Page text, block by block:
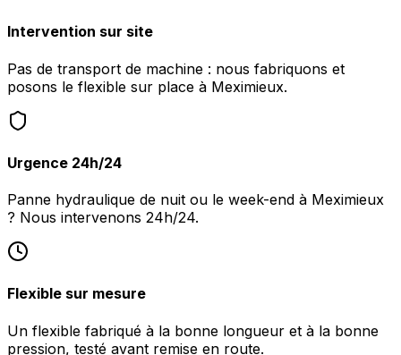
Intervention sur site
Pas de transport de machine : nous fabriquons et
posons le flexible sur place à Meximieux.
Urgence 24h/24
Panne hydraulique de nuit ou le week-end à Meximieux
? Nous intervenons 24h/24.
Flexible sur mesure
Un flexible fabriqué à la bonne longueur et à la bonne
pression, testé avant remise en route.